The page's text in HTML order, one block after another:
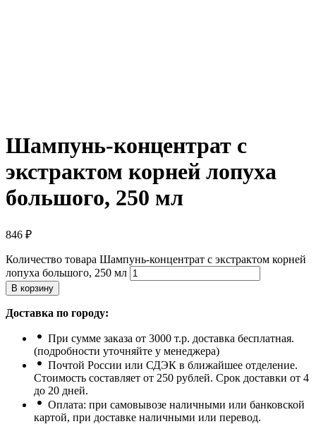
Шампунь-концентрат с
экстрактом корней лопуха
большого, 250 мл
846 ₽
Количество товара Шампунь-концентрат с экстрактом корней
лопуха большого, 250 мл
В корзину
Доставка по городу:
При сумме заказа от 3000 т.р. доставка бесплатная.
(подробности уточняйте у менеджера)
Почтой России или СДЭК в ближайшее отделение.
Стоимость составляет от 250 рублей. Срок доставки от 4
до 20 дней.
Оплата: при самовывозе наличными или банковской
картой, при доставке наличными или перевод.